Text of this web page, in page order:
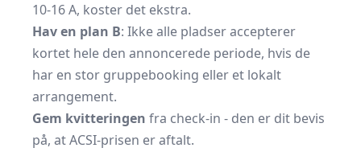
10-16 A, koster det ekstra.
Hav en plan B: Ikke alle pladser accepterer
kortet hele den annoncerede periode, hvis de
har en stor gruppebooking eller et lokalt
arrangement.
Gem kvitteringen fra check-in - den er dit bevis
på, at ACSI-prisen er aftalt.